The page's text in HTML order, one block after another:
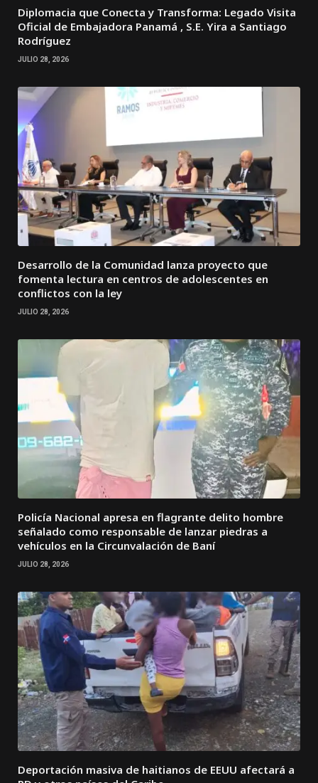
Diplomacia que Conecta y Transforma: Legado Visita
Oficial de Embajadora Panamá , S.E. Yira a Santiago
Rodríguez
JULIO 28, 2026
Desarrollo de la Comunidad lanza proyecto que
fomenta lectura en centros de adolescentes en
conflictos con la ley
JULIO 28, 2026
Policía Nacional apresa en flagrante delito hombre
señalado como responsable de lanzar piedras a
vehículos en la Circunvalación de Baní
JULIO 28, 2026
Deportación masiva de haitianos de EEUU afectará a